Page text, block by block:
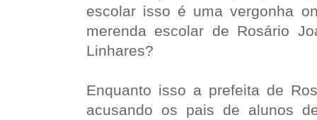
escolar isso é uma vergonha
merenda escolar de Rosário
Linhares?
Enquanto isso a prefeita de
acusando os pais de alunos